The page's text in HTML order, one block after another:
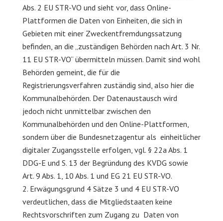
Abs. 2 EU STR-VO und sieht vor, dass Online-
Plattformen die Daten von Einheiten, die sich in
Gebieten mit einer Zweckentfremdungssatzung
befinden, an die „zuständigen Behörden nach Art. 3 Nr.
11 EU STR-VO“ übermitteln müssen. Damit sind wohl
Behörden gemeint, die für die
Registrierungsverfahren zuständig sind, also hier die
Kommunalbehörden. Der Datenaustausch wird
jedoch nicht unmittelbar zwischen den
Kommunalbehörden und den Online-Plattformen,
sondern über die Bundesnetzagentur als einheitlicher
digitaler Zugangsstelle erfolgen, vgl. § 22a Abs. 1
DDG-E und S. 13 der Begründung des KVDG sowie
Art. 9 Abs. 1, 10 Abs. 1 und EG 21 EU STR-VO.
Erwägungsgrund 4 Sätze 3 und 4 EU STR-VO
verdeutlichen, dass die Mitgliedstaaten keine
Rechtsvorschriften zum Zugang zu Daten von